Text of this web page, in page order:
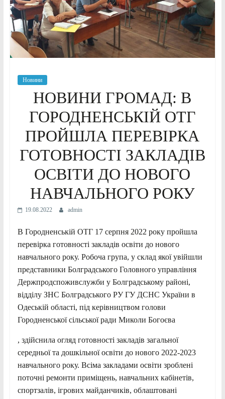
Новини
НОВИНИ ГРОМАД: В
ГОРОДНЕНСЬКІЙ ОТГ
ПРОЙШЛА ПЕРЕВІРКА
ГОТОВНОСТІ ЗАКЛАДІВ
ОСВІТИ ДО НОВОГО
НАВЧАЛЬНОГО РОКУ
19.08.2022 admin
В Городненській ОТГ 17 серпня 2022 року пройшла
перевірка готовності закладів освіти до нового
навчального року. Робоча група, у склад якої увійшли
представники Болградського Головного управління
Держпродспоживслужби у Болградському районі,
відділу ЗНС Болградського РУ ГУ ДСНС України в
Одеській області, під керівництвом голови
Городненської сільської ради Миколи Богоєва
, здійснила огляд готовності закладів загальної
середньої та дошкільної освіти до нового 2022-2023
навчального року. Всіма закладами освіти зроблені
поточні ремонти приміщень, навчальних кабінетів,
спортзалів, ігрових майданчиків, облаштовані